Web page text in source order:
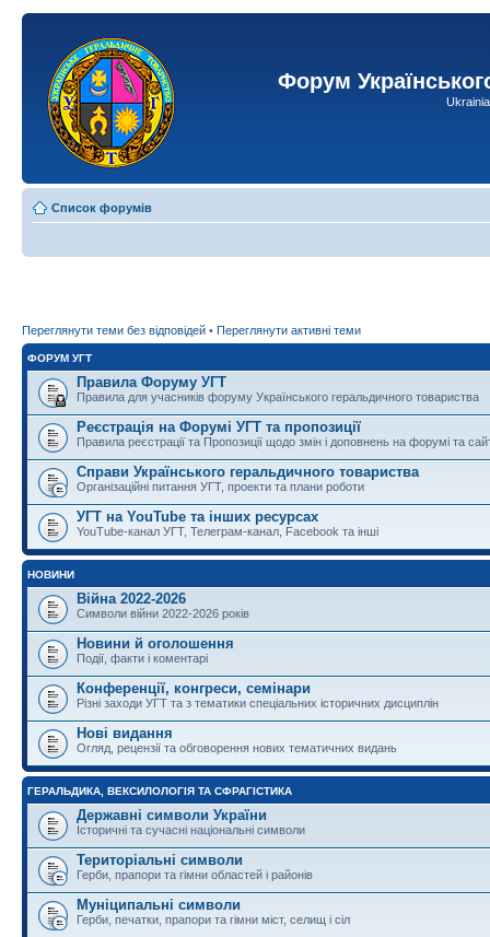
Форум
Список форумів
Переглянути теми без відповідей • Переглянути активні теми
ФОРУМ УГТ
Правила Форуму УГТ
Правила для учасників форуму Українського геральдичного товариства
Реєстрація на Форумі УГТ та пропозиції
Правила реєстрації та Пропозиції щодо змін і доповнень на форумі та
Справи Українського геральдичного товариства
Організаційні питання УГТ, проекти та плани роботи
УГТ на YouTube та інших ресурсах
YouTube-канал УГТ, Телеграм-канал, Facebook та інші
НОВИНИ
Війна 2022-2026
Символи війни 2022-2026 років
Новини й оголошення
Події, факти і коментарі
Конференції, конгреси, семінари
Різні заходи УГТ та з тематики спеціальних історичних дисциплін
Нові видання
Огляд, рецензії та обговорення нових тематичних видань
ГЕРАЛЬДИКА, ВЕКСИЛОЛОГІЯ ТА СФРАГІСТИКА
Державні символи України
Історичні та сучасні національні символи
Територіальні символи
Герби, прапори та гімни областей і районів
Муніципальні символи
Герби, печатки, прапори та гімни міст, селищ і сіл